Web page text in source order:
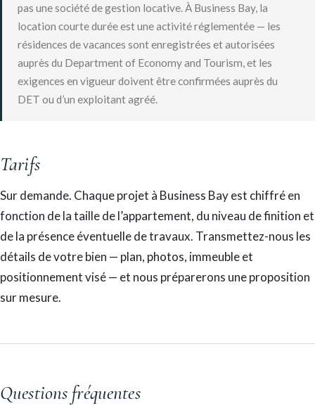
pas une société de gestion locative. À Business Bay, la
location courte durée est une activité réglementée — les
résidences de vacances sont enregistrées et autorisées
auprès du Department of Economy and Tourism, et les
exigences en vigueur doivent être confirmées auprès du
DET ou d’un exploitant agréé.
Tarifs
Sur demande. Chaque projet à Business Bay est chiffré en
fonction de la taille de l’appartement, du niveau de finition et
de la présence éventuelle de travaux. Transmettez-nous les
détails de votre bien — plan, photos, immeuble et
positionnement visé — et nous préparerons une proposition
sur mesure.
Questions fréquentes